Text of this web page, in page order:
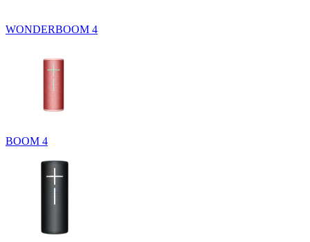
WONDERBOOM 4
BOOM 4